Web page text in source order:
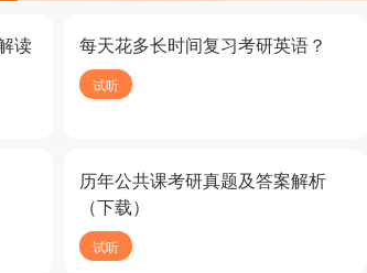
读 每天花多长时间复习考研英语？
试听
历年公共课考研真题及答案解析
（下载）
试听